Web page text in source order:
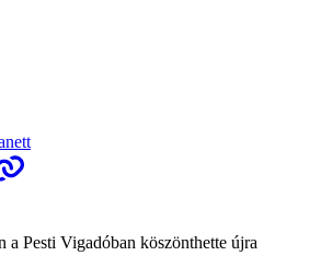
a Pesti Vigadóban köszönthette újra